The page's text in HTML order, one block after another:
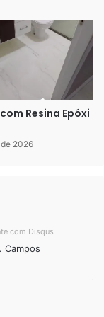
excede 5H na
o quartzo), o
Resina Epóxi
2026
com Disqus
Campos